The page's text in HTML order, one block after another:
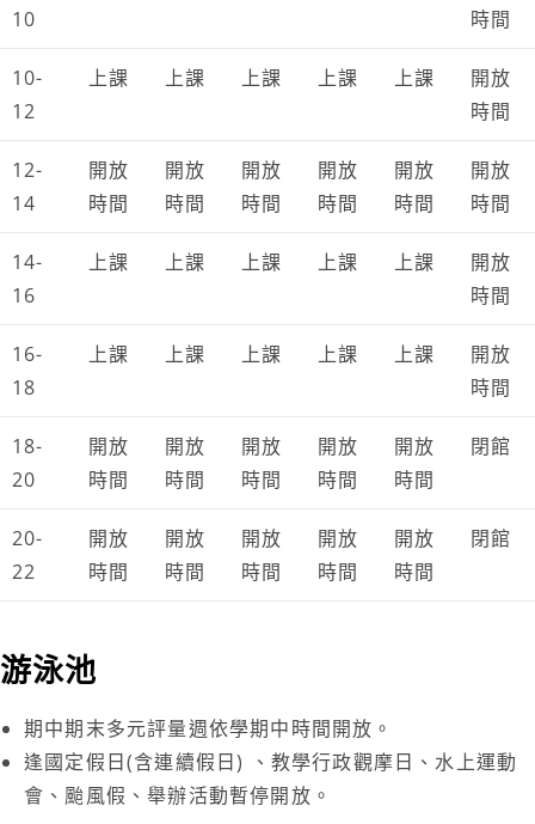
10
時間
10-
12
上課 上課 上課 上課 上課
開放
時間
12-
14
開放
時間
開放
時間
開放
時間
開放
時間
開放
時間
開放
時間
14-
16
上課 上課 上課 上課 上課
開放
時間
16-
18
上課 上課 上課 上課 上課
開放
時間
18-
20
開放
時間
開放
時間
開放
時間
開放
時間
開放
時間
閉館
20-
22
開放
時間
開放
時間
開放
時間
開放
時間
開放
時間
閉館
游泳池
期中期末多元評量週依學期中時間開放。
逢國定假日(含連續假日) 、教學行政觀摩日、水上運動
會、颱風假、舉辦活動暫停開放。